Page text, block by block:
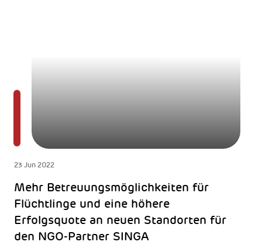
23 Jun 2022
Mehr Betreuungsmöglichkeiten für
Flüchtlinge und eine höhere
Erfolgsquote an neuen Standorten für
den NGO-Partner SINGA